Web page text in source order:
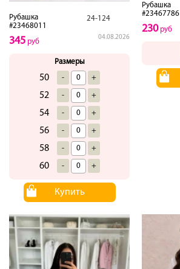
Рубашка
#23468011
24-124
04.08.2026
345 руб
Размеры
50 - +
52 - +
54 - +
56 - +
58 - +
60 - +
Купить
Рубашка
#23467786
230руб